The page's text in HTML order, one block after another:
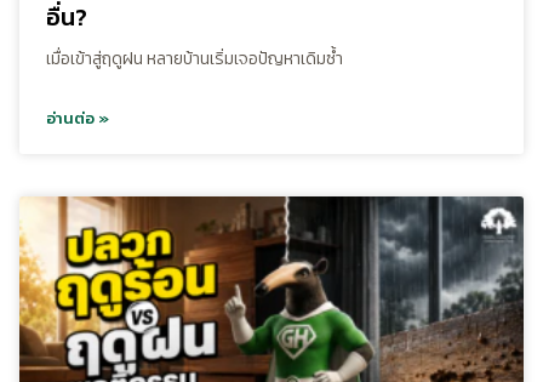
อื่น?
เมื่อเข้าสู่ฤดูฝน หลายบ้านเริ่มเจอปัญหาเดิมซ้ำ
อ่านต่อ »